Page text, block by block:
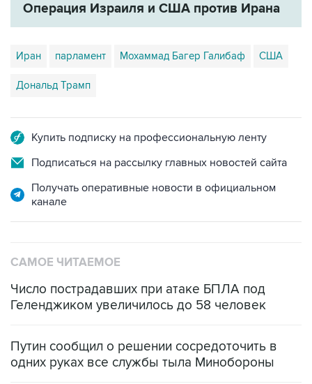
Операция Израиля и США против Ирана
Иран парламент Мохаммад Багер Галибаф США
Дональд Трамп
Купить подписку на профессиональную ленту
Подписаться на рассылку главных новостей сайта
Получать оперативные новости в официальном
канале
САМОЕ ЧИТАЕМОЕ
Число пострадавших при атаке БПЛА под
Геленджиком увеличилось до 58 человек
Путин сообщил о решении сосредоточить в
одних руках все службы тыла Минобороны